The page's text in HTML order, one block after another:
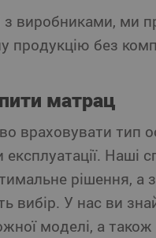
з виробниками, ми
продукцію без
матрац
враховувати тип
Наші
рішення, а
вибір. У нас ви
моделі, а